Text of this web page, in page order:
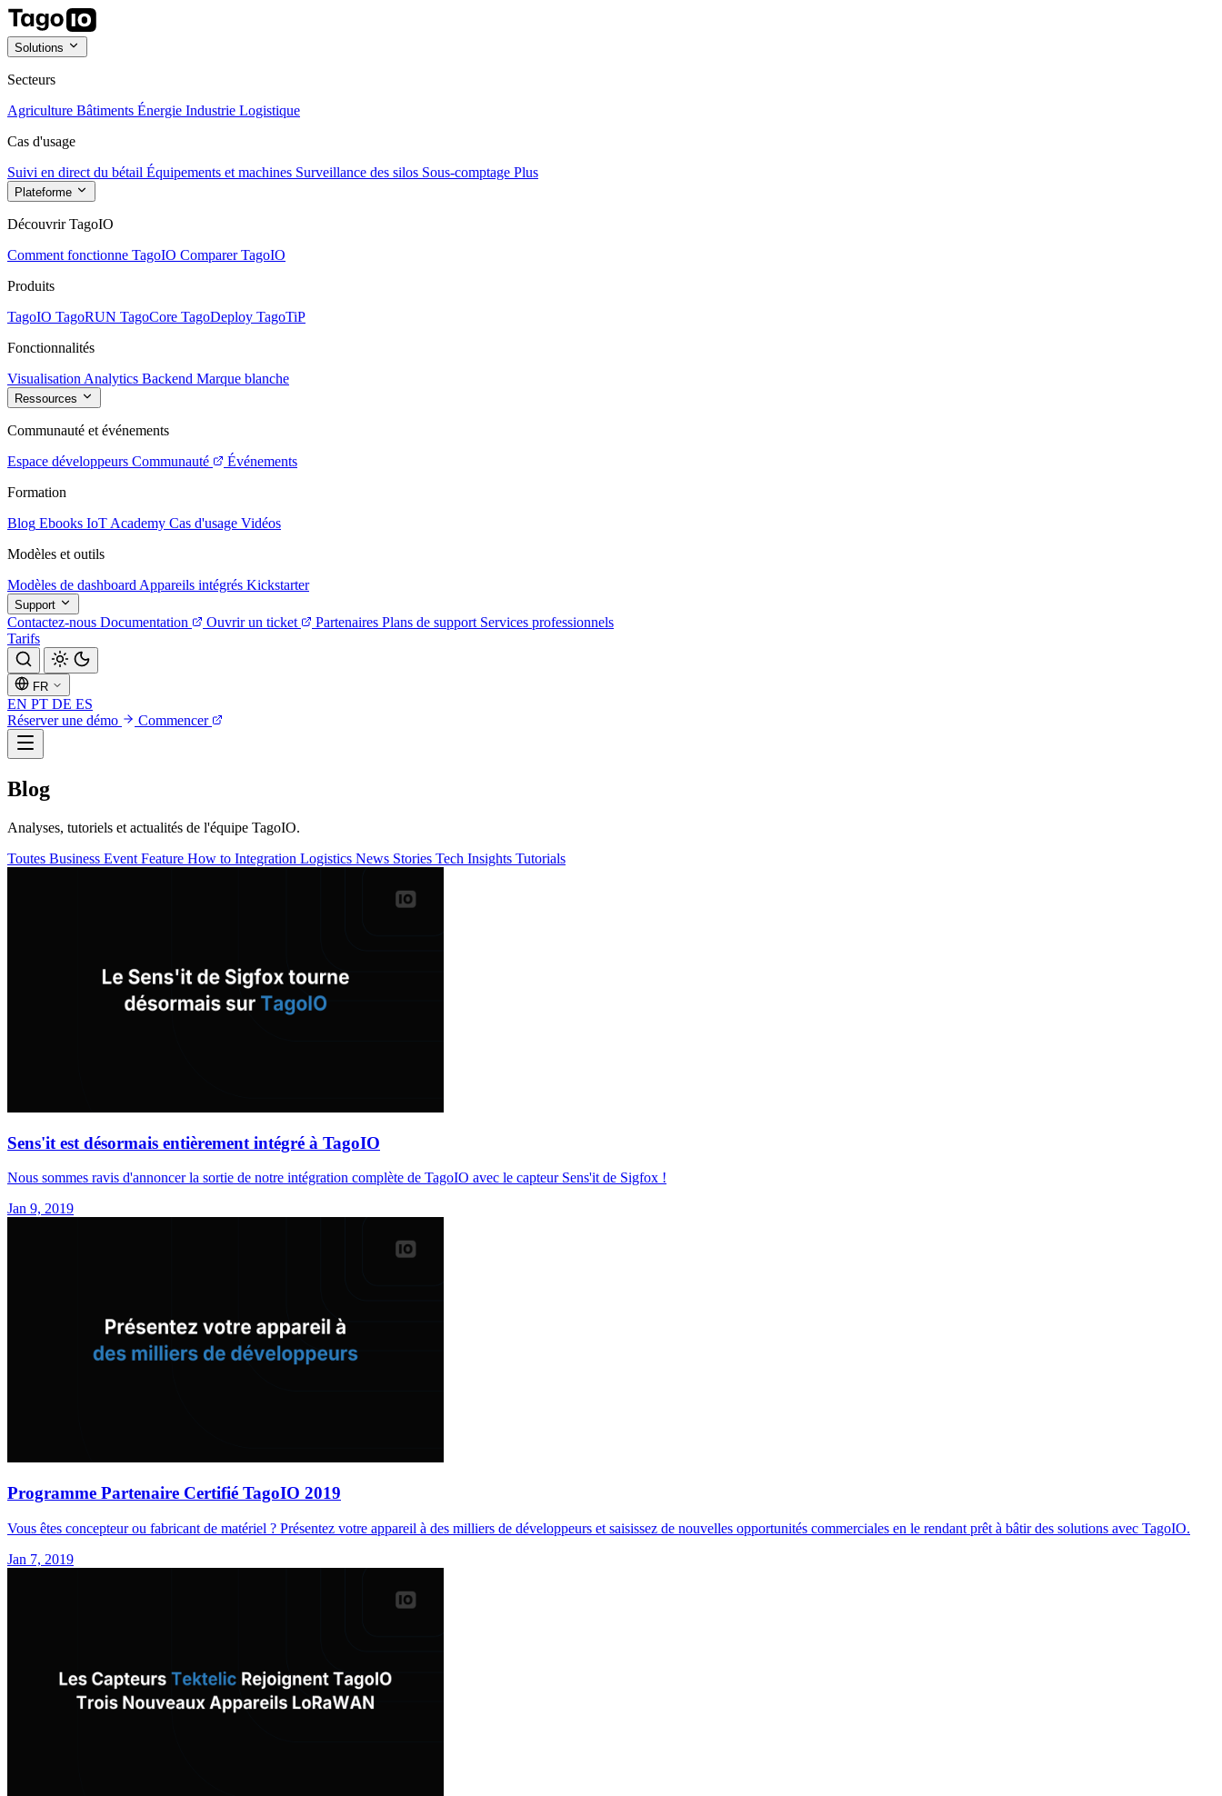
Solutions
Secteurs
Agriculture Bâtiments Énergie Industrie Logistique
Cas d'usage
Suivi en direct du bétail Équipements et machines Surveillance des silos Sous-comptage Plus
Plateforme
Découvrir TagoIO
Comment fonctionne TagoIO Comparer TagoIO
Produits
TagoIO TagoRUN TagoCore TagoDeploy TagoTiP
Fonctionnalités
Visualisation Analytics Backend Marque blanche
Ressources
Communauté et événements
Espace développeurs Communauté
Événements
Formation
Blog Ebooks IoT Academy Cas d'usage Vidéos
Modèles et outils
Modèles de dashboard Appareils intégrés Kickstarter
Support
Contactez-nous Documentation Ouvrir un ticket Partenaires Plans de support Services professionnels
Tarifs
FR
EN PT DE ES
Réserver une démo
Commencer
Blog
Analyses, tutoriels et actualités de l'équipe TagoIO.
Toutes Business Event Feature How to Integration Logistics News Stories Tech Insights Tutorials
Sens'it est désormais entièrement intégré à TagoIO
Nous sommes ravis d'annoncer la sortie de notre intégration complète de TagoIO avec le capteur Sens'it de Sigfox !
Jan 9, 2019
Programme Partenaire Certifié TagoIO 2019
Vous êtes concepteur ou fabricant de matériel ? Présentez votre appareil à des milliers de développeurs et saisissez de nouvelles opportunités commerciales en le rendant prêt à bâtir des solutions avec TagoIO.
Jan 7, 2019